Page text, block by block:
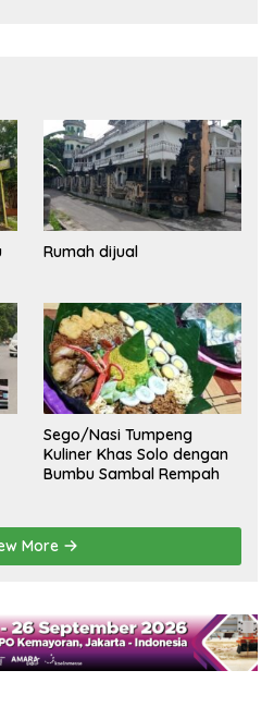
Rumah dijual
Sego/Nasi Tumpeng
Kuliner Khas Solo dengan
Bumbu Sambal Rempah
More